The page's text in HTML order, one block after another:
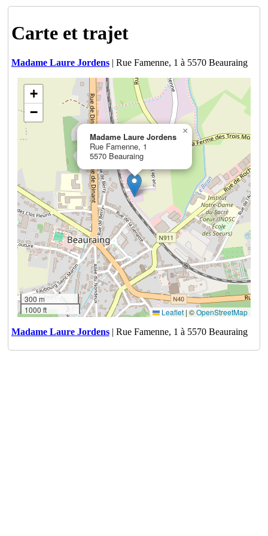
Carte et trajet
Madame Laure Jordens| Rue Famenne, 1 à 5570 Beauraing
Madame Laure Jordens
Rue Famenne, 1
5570 Beauraing
×
+
−
300 m
1000 ft
Leaflet | ©OpenStreetMap
Madame Laure Jordens| Rue Famenne, 1 à 5570 Beauraing